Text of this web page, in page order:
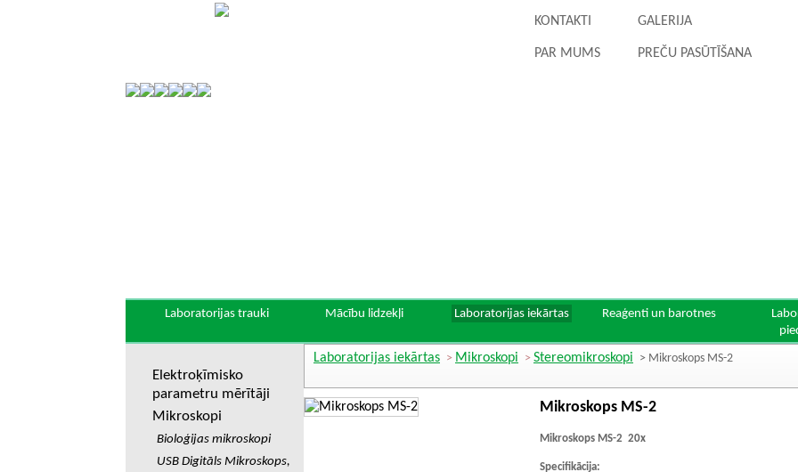
KONTAKTI GALERIJA
PAR MUMS PREČU PASŪTĪŠANA
Laboratorijas trauki Mācību lidzekļi Laboratorijas iekārtas Reaģenti un barotnes
Elektroķīmisko
parametru mērītāji
Mikroskopi
Bioloģijas mikroskopi
USB Digitāls Mikroskops,
Laboratorijas iekārtas > Mikroskopi > Stereomikroskopi > Mikroskops MS-2
Mikroskops MS-2
Mikroskops MS-2 20x
Specifikācija: